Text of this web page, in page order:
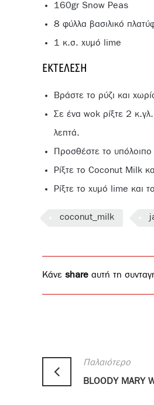
160gr Snow Peas
8 φύλλα βασιλικό
1 κ.σ. χυμό lime
ΕΚΤΈΛΕΣΗ
Βράστε το ρύζι και
Σε ένα wok ρίξτε 2
λεπτά.
Προσθέστε το
Ρίξτε το Coconut Milk
Ρίξτε το χυμό lime και
coconut_milk
Κάνε share αυτή τη
Παλαιότερο
BLOODY MARY